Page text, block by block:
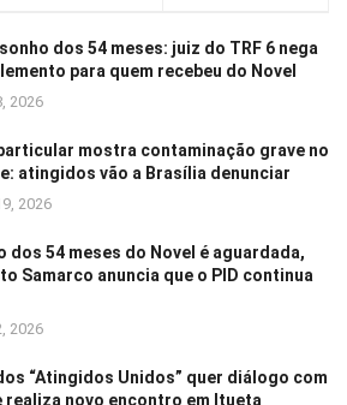
dos 54 meses: juiz do TRF 6 nega
para quem recebeu do Novel
2026
mostra contaminação grave no
atingidos vão a Brasília denunciar
2026
dos 54 meses do Novel é aguardada,
Samarco anuncia que o PID continua
2026
“Atingidos Unidos” quer diálogo com
realiza novo encontro em Itueta